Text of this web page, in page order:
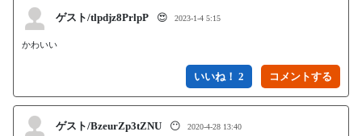
ゲスト/tlpdjz8PrlpP 😍 2023-1-4 5:15
かわいい
いいね！ 2
ゲスト/BzeurZp3tZNU 😶 2020-4-28 13:40